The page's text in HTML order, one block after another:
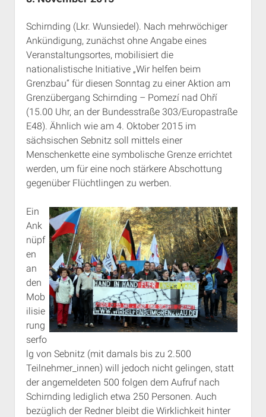
RSS-Feeds, Twitter & Facebook
Bibliothek
Kontakt & PGP-Key
Schirnding (Lkr. Wunsiedel). Nach mehrwöchiger
Ankündigung, zunächst ohne Angabe eines
Veranstaltungsortes, mobilisiert die
nationalistische Initiative „Wir helfen beim
Grenzbau“ für diesen Sonntag zu einer Aktion am
Grenzübergang Schirnding – Pomezí nad Ohří
(15.00 Uhr, an der Bundesstraße 303/Europastraße
E48). Ähnlich wie am 4. Oktober 2015 im
sächsischen Sebnitz soll mittels einer
Menschenkette eine symbolische Grenze errichtet
werden, um für eine noch stärkere Abschottung
gegenüber Flüchtlingen zu werben.
Ein
Ank
nüpf
en
an
den
Mob
ilisie
rung
serfo
lg von Sebnitz (mit damals bis zu 2.500
Teilnehmer_innen) will jedoch nicht gelingen, statt
der angemeldeten 500 folgen dem Aufruf nach
Schirnding lediglich etwa 250 Personen. Auch
bezüglich der Redner bleibt die Wirklichkeit hinter